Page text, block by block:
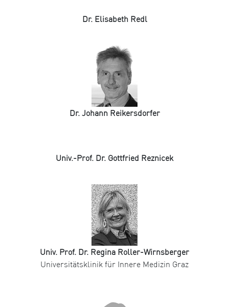
Dr. Elisabeth Redl
Dr. Johann Reikersdorfer
Univ.-Prof. Dr. Gottfried Reznicek
Univ. Prof. Dr. Regina Roller-Wirnsberger
Universitätsklinik für Innere Medizin Graz